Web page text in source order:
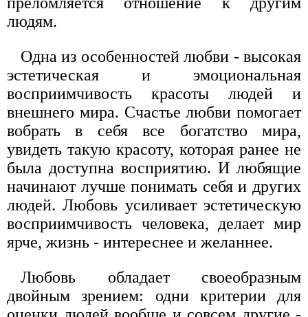
людям.
Одна из особенностей любви - высокая
эстетическая и эмоциональная
восприимчивость красоты людей и
внешнего мира. Счастье любви помогает
вобрать в себя все богатство мира,
увидеть такую красоту, которая ранее не
была доступна восприятию. И любящие
начинают лучше понимать себя и других
людей. Любовь усиливает эстетическую
восприимчивость человека, делает мир
ярче, жизнь - интереснее и желаннее.
Любовь обладает своеобразным
двойным зрением: одни критерии для